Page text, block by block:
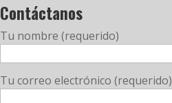
Contáctanos
Tu nombre (requerido)
Tu correo electrónico (requerido)